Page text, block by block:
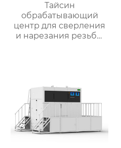
Тайсин
обрабатывающий
центр для сверления
и нарезания резьбы